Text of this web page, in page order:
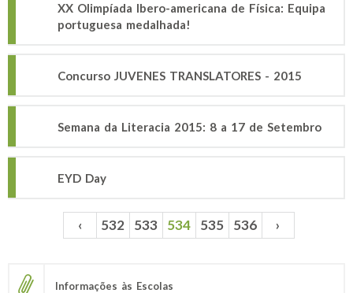
XX Olimpíada Ibero-americana de Física: Equipa
portuguesa medalhada!
Concurso JUVENES TRANSLATORES - 2015
Semana da Literacia 2015: 8 a 17 de Setembro
EYD Day
Páginas ‹ 532 533 534 535 536 ›
Informações às Escolas